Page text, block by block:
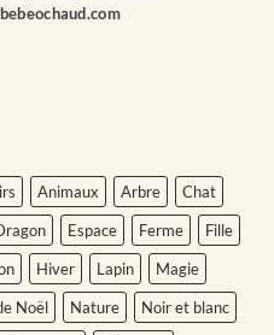
Animaux Arbre
Chat
Espace Ferme
Fille
Hiver Lapin
Magie
Noël Nature
Noir et blanc